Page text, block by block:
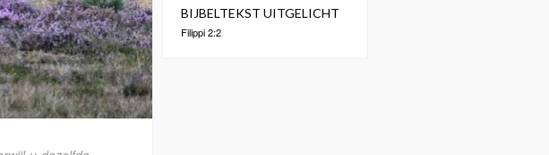
BIJBELTEKST UITGELICHT
Filippi 2:2